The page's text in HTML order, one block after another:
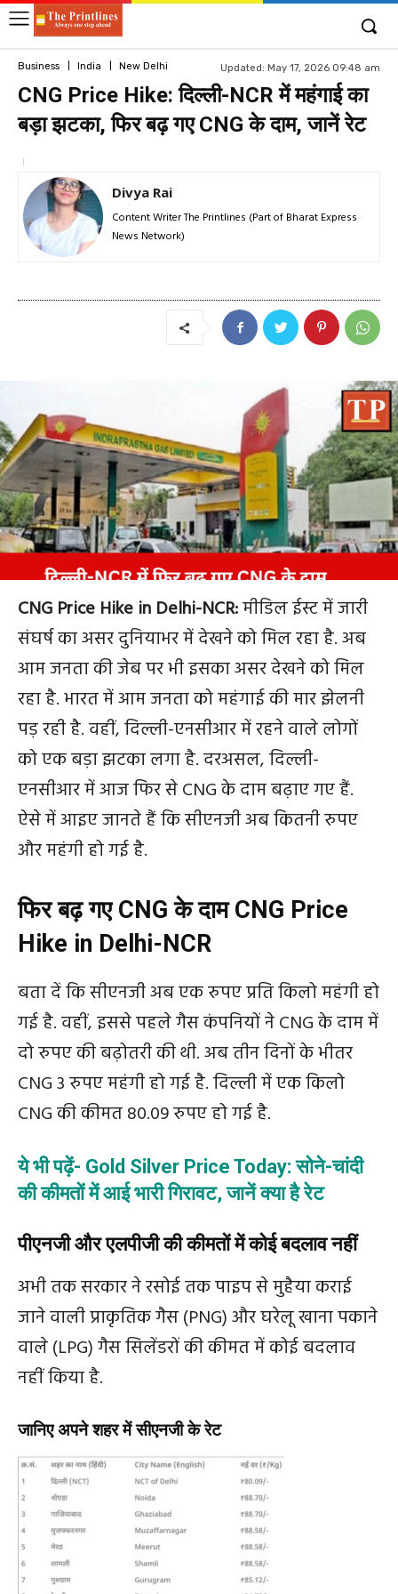
Business India New Delhi Updated: May 17, 2026 09:48 am
CNG Price Hike: दिल्ली-NCR में महंगाई का
बड़ा झटका, फिर बढ़ गए CNG के दाम, जानें रेट
Divya Rai
Content Writer The Printlines (Part of Bharat Express
News Network)
CNG Price Hike in Delhi-NCR:मीडिल ईस्ट में जारी
संघर्ष का असर दुनियाभर में देखने को मिल रहा है. अब
आम जनता की जेब पर भी इसका असर देखने को मिल
रहा है. भारत में आम जनता को महंगाई की मार झेलनी
पड़ रही है. वहीं, दिल्ली-एनसीआर में रहने वाले लोगों
को एक बड़ा झटका लगा है. दरअसल, दिल्ली-
एनसीआर में आज फिर से CNG के दाम बढ़ाए गए हैं.
ऐसे में आइए जानते हैं कि सीएनजी अब कितनी रुपए
और महंगी हो गई है.
फिर बढ़ गए CNG के दाम CNG Price
Hike in Delhi-NCR
बता दें कि सीएनजी अब एक रुपए प्रति किलो महंगी हो
गई है. वहीं, इससे पहले गैस कंपनियों ने CNG के दाम में
दो रुपए की बढ़ोतरी की थी. अब तीन दिनों के भीतर
CNG 3 रुपए महंगी हो गई है. दिल्ली में एक किलो
CNG की कीमत 80.09 रुपए हो गई है.
ये भी पढ़ें- Gold Silver Price Today: सोने-चांदी
की कीमतों में आई भारी गिरावट, जानें क्या है रेट
पीएनजी और एलपीजी की कीमतों में कोई बदलाव नहीं
अभी तक सरकार ने रसोई तक पाइप से मुहैया कराई
जाने वाली प्राकृतिक गैस (PNG) और घरेलू खाना पकाने
वाले (LPG) गैस सिलेंडरों की कीमत में कोई बदलाव
नहीं किया है.
जानिए अपने शहर में सीएनजी के रेट